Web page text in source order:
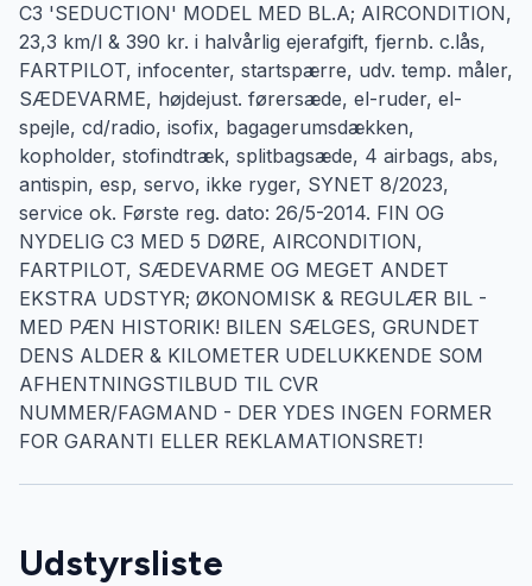
C3 'SEDUCTION' MODEL MED BL.A; AIRCONDITION,
23,3 km/l & 390 kr. i halvårlig ejerafgift, fjernb. c.lås,
FARTPILOT, infocenter, startspærre, udv. temp. måler,
SÆDEVARME, højdejust. førersæde, el-ruder, el-
spejle, cd/radio, isofix, bagagerumsdækken,
kopholder, stofindtræk, splitbagsæde, 4 airbags, abs,
antispin, esp, servo, ikke ryger, SYNET 8/2023,
service ok. Første reg. dato: 26/5-2014. FIN OG
NYDELIG C3 MED 5 DØRE, AIRCONDITION,
FARTPILOT, SÆDEVARME OG MEGET ANDET
EKSTRA UDSTYR; ØKONOMISK & REGULÆR BIL -
MED PÆN HISTORIK! BILEN SÆLGES, GRUNDET
DENS ALDER & KILOMETER UDELUKKENDE SOM
AFHENTNINGSTILBUD TIL CVR
NUMMER/FAGMAND - DER YDES INGEN FORMER
FOR GARANTI ELLER REKLAMATIONSRET!
Udstyrsliste